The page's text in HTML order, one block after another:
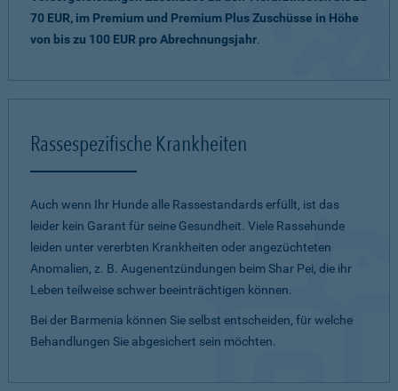
70 EUR, im Premium und Premium Plus Zuschüsse in Höhe
von bis zu 100 EUR pro Abrechnungsjahr.
Rassespezifische Krankheiten
Auch wenn Ihr Hunde alle Rassestandards erfüllt, ist das
leider kein Garant für seine Gesundheit. Viele Rassehunde
leiden unter vererbten Krankheiten oder angezüchteten
Anomalien, z. B. Augenentzündungen beim Shar Pei, die ihr
Leben teilweise schwer beeinträchtigen können.
Bei der Barmenia können Sie selbst entscheiden, für welche
Behandlungen Sie abgesichert sein möchten.